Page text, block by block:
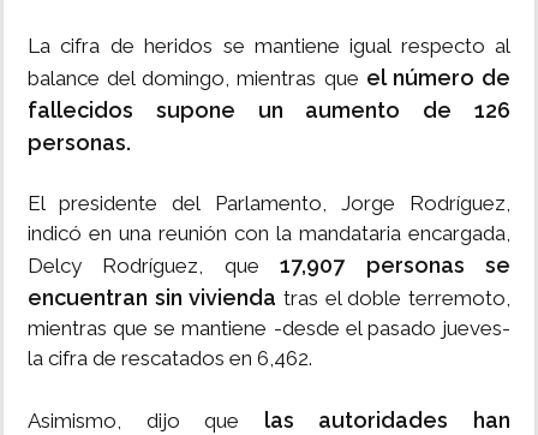
La cifra de heridos se mantiene igual respecto al
balance del domingo, mientras que el número de
fallecidos supone un aumento de 126
personas.
El presidente del Parlamento, Jorge Rodríguez,
indicó en una reunión con la mandataria encargada,
Delcy Rodríguez, que 17,907 personas se
encuentran sin vivienda tras el doble terremoto,
mientras que se mantiene -desde el pasado jueves-
la cifra de rescatados en 6,462.
Asimismo, dijo que las autoridades han